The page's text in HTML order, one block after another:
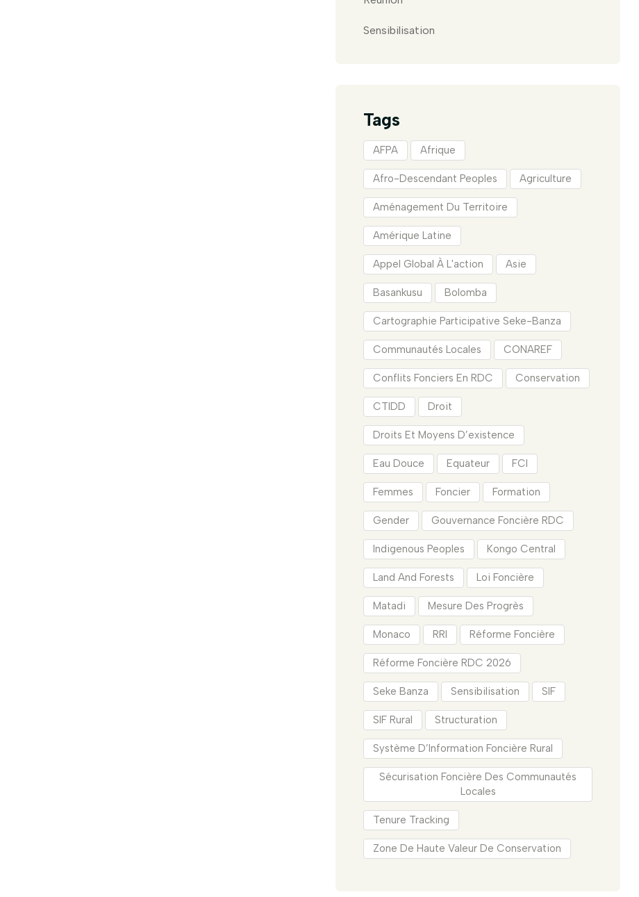
Sensibilisation
Tags
AFPA Afrique
Afro-Descendant Peoples Agriculture
Aménagement Du Territoire
Amérique Latine
Appel Global À L'action Asie
Basankusu Bolomba
Cartographie Participative Seke-Banza
Communautés Locales CONAREF
Conflits Fonciers En RDC Conservation
CTIDD Droit
Droits Et Moyens D’existence
Eau Douce Equateur FCI
Femmes Foncier Formation
Gender Gouvernance Foncière RDC
Indigenous Peoples Kongo Central
Land And Forests Loi Foncière
Matadi Mesure Des Progrès
Monaco RRI Réforme Foncière
Réforme Foncière RDC 2026
Seke Banza Sensibilisation SIF
SIF Rural Structuration
Système D’Information Foncière Rural
Sécurisation Foncière Des Communautés
Locales
Tenure Tracking
Zone De Haute Valeur De Conservation